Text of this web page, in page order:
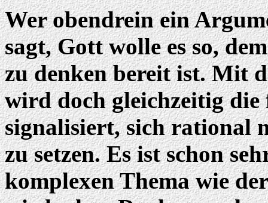
Wer obendrein ein
sagt, Gott wolle es so,
zu denken bereit ist. Mit
wird doch gleichzeitig die
signalisiert, sich rational
zu setzen. Es ist schon
komplexen Thema wie